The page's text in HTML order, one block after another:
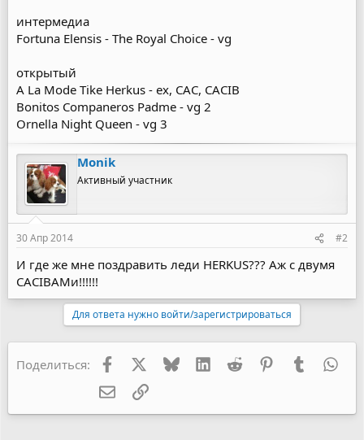
интермедиа
Fortuna Elensis - The Royal Choice - vg
открытый
A La Mode Tike Herkus - ex, CAC, CACIB
Bonitos Companeros Padme - vg 2
Ornella Night Queen - vg 3
Monik
Активный участник
30 Апр 2014 #2
И где же мне поздравить леди HERKUS??? Аж с двумя
CACIBAMи!!!!!!
Для ответа нужно войти/зарегистрироваться
Поделиться: Facebook BlueskyLinkedInReddit PinterestTumblr
Электронная почта
Ссылка